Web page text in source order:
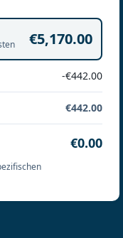
€5,170.00
-€442.00
€442.00
€0.00